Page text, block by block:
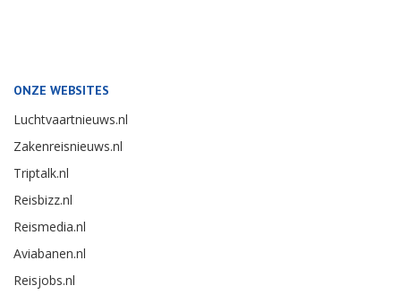
ONZE WEBSITES
Luchtvaartnieuws.nl
Zakenreisnieuws.nl
Triptalk.nl
Reisbizz.nl
Reismedia.nl
Aviabanen.nl
Reisjobs.nl